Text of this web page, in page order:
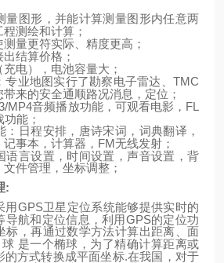
量图形，并能计算测量图形内任意两
测绘和计算；
量更符实际、精度更高；
结算价格；
电），电池容量大；
业地图实行了勘察电子雷达、 TMC
来的安全通顺路况消息，定位；
MP4音频播放功能，可观看电影， FL
能；
：日程安排，唐诗宋词，词典翻译，
事本，计算器， FM无线发射；
语言设置，时间设置，声音设置，背
件管理，坐标调整；
:
用GPS卫星定位系统能够提供实时的
导航和定位信息，利用GPS的定位功
标，再通过数学方法计算出距离、面
球 是一个椭球，为了精确计算距离或
的方式转换成平面坐标.在我国，对于